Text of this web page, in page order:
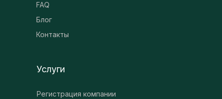
FAQ
Блог
Контакты
Услуги
Регистрация компании